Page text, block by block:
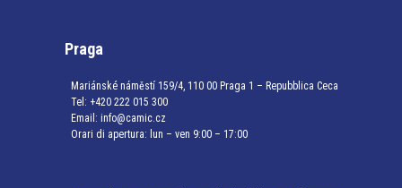
Praga
Mariánské náměstí 159/4, 110 00 Praga 1 – Repubblica Ceca
Tel: +420 222 015 300
Email: info@camic.cz
Orari di apertura: lun – ven 9:00 – 17:00